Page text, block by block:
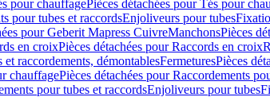
pour chauffagePièces détachées pour Tés pour
pour tubes et raccordsEnjoliveurs pour tubes
pour Geberit Mapress CuivreManchonsPièces
en croixPièces détachées pour Raccords en croix
et raccordements, démontablesFermeturesPièces
chauffagePièces détachées pour Raccordements
pour tubes et raccordsEnjoliveurs pour tubes